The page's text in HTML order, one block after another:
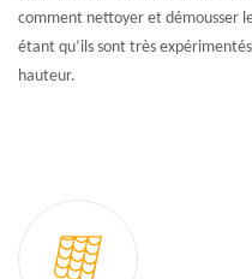
comment nettoyer et démousser
étant qu’ils sont très
hauteur.